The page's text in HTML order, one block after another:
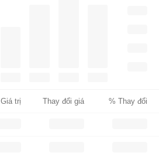
Giá trị Thay đổi giá % Thay đổi